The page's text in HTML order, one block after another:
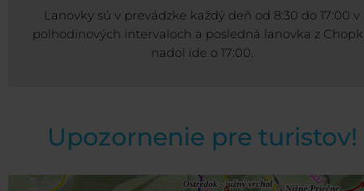
Lanovky sú v prevádzke každý deň od 8:30 do 17:00 v
polhodinových intervaloch a posledná lanovka z
nadol ide o 17:00.
Upozornenie pre turistov!